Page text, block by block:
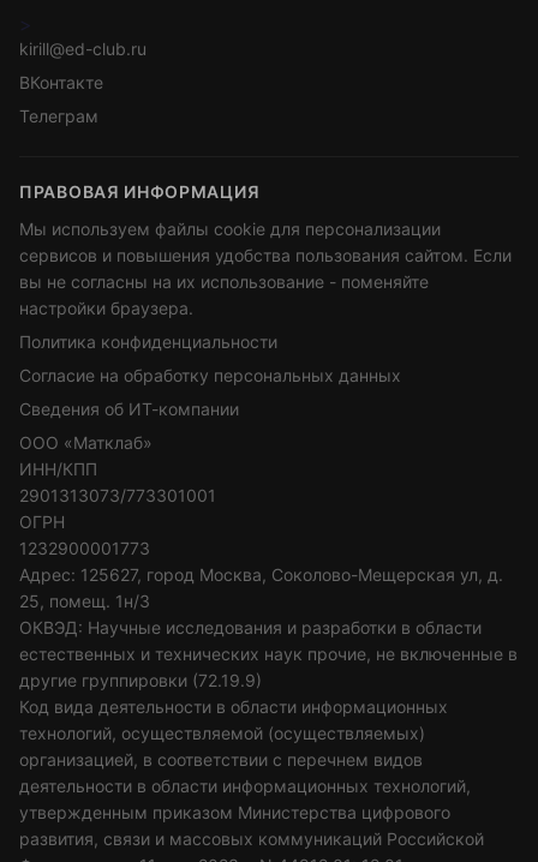
>
kirill@ed-club.ru
ВКонтакте
Телеграм
ПРАВОВАЯ ИНФОРМАЦИЯ
Мы используем файлы cookie для персонализации
сервисов и повышения удобства пользования сайтом. Если
вы не согласны на их использование - поменяйте
настройки браузера.
Политика конфиденциальности
Согласие на обработку персональных данных
Сведения об ИТ-компании
ООО «Матклаб»
ИНН/КПП
2901313073/773301001
ОГРН
1232900001773
Адрес: 125627, город Москва, Соколово-Мещерская ул, д.
25, помещ. 1н/3
ОКВЭД: Научные исследования и разработки в области
естественных и технических наук прочие, не включенные в
другие группировки (72.19.9)
Код вида деятельности в области информационных
технологий, осуществляемой (осуществляемых)
организацией, в соответствии с перечнем видов
деятельности в области информационных технологий,
утвержденным приказом Министерства цифрового
развития, связи и массовых коммуникаций Российской